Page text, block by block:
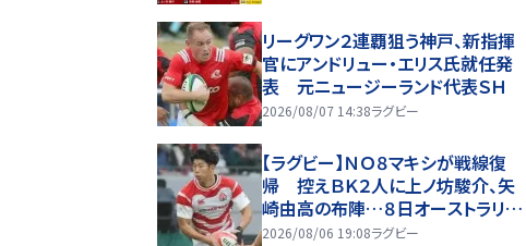
リーグワン２連覇狙う神戸、新指揮
官にアンドリュー・エリス氏就任発
表 元ニュージーランド代表ＳＨ
2026/08/07 14:38ラグビー
【ラグビー】ＮＯ８マキシが戦線復
帰 控えＢＫ２人に上ノ坊駿介、矢
崎由高の布陣…８日オーストラリア
戦
2026/08/06 19:08ラグビー